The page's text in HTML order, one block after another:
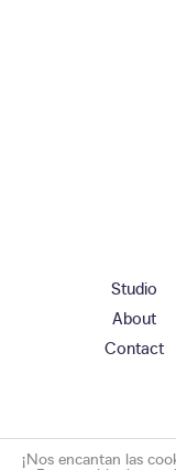
Studio
About
Contact
¡Nos encantan las